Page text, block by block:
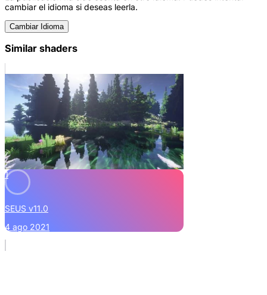
cambiar el idioma si deseas leerla.
Cambiar Idioma
Similar shaders
1
SEUS v11.0
4 ago 2021